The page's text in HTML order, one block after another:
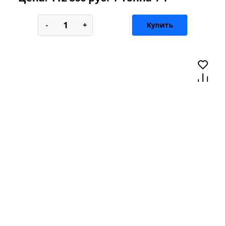
- + Купить